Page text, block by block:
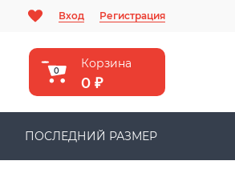
Вход Регистрация
Корзина
0
0 ₽
ПОСЛЕДНИЙ РАЗМЕР